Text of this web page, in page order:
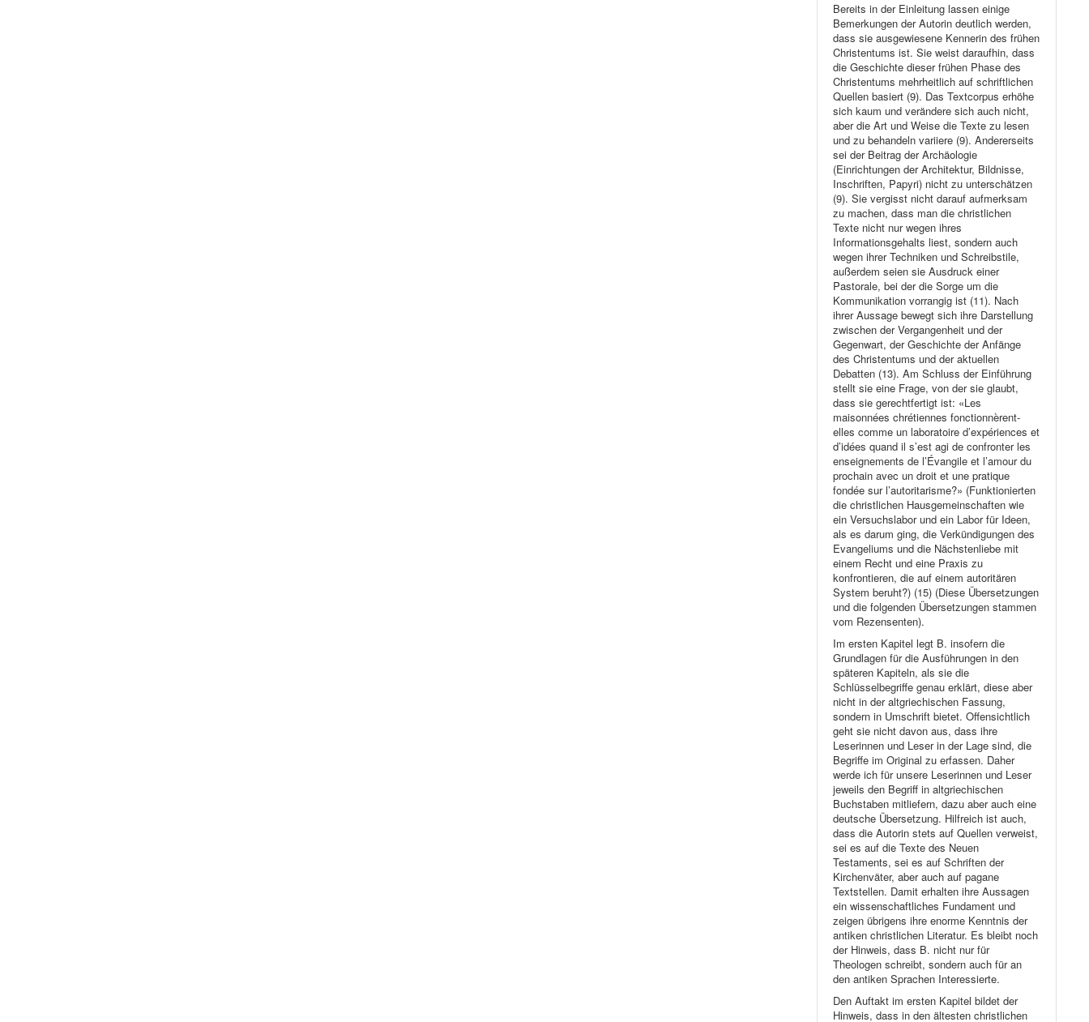
Bereits in der Einleitung lassen einige
Bemerkungen der Autorin deutlich werden,
dass sie ausgewiesene Kennerin des frühen
Christentums ist. Sie weist daraufhin, dass
die Geschichte dieser frühen Phase des
Christentums mehrheitlich auf schriftlichen
Quellen basiert (9). Das Textcorpus erhöhe
sich kaum und verändere sich auch nicht,
aber die Art und Weise die Texte zu lesen
und zu behandeln variiere (9). Andererseits
sei der Beitrag der Archäologie
(Einrichtungen der Architektur, Bildnisse,
Inschriften, Papyri) nicht zu unterschätzen
(9). Sie vergisst nicht darauf aufmerksam
zu machen, dass man die christlichen
Texte nicht nur wegen ihres
Informationsgehalts liest, sondern auch
wegen ihrer Techniken und Schreibstile,
außerdem seien sie Ausdruck einer
Pastorale, bei der die Sorge um die
Kommunikation vorrangig ist (11). Nach
ihrer Aussage bewegt sich ihre Darstellung
zwischen der Vergangenheit und der
Gegenwart, der Geschichte der Anfänge
des Christentums und der aktuellen
Debatten (13). Am Schluss der Einführung
stellt sie eine Frage, von der sie glaubt,
dass sie gerechtfertigt ist: «Les
maisonnées chrétiennes fonctionnèrent-
elles comme un laboratoire d’expériences et
d’idées quand il s’est agi de confronter les
enseignements de l’Évangile et l’amour du
prochain avec un droit et une pratique
fondée sur l’autoritarisme?» (Funktionierten
die christlichen Hausgemeinschaften wie
ein Versuchslabor und ein Labor für Ideen,
als es darum ging, die Verkündigungen des
Evangeliums und die Nächstenliebe mit
einem Recht und eine Praxis zu
konfrontieren, die auf einem autoritären
System beruht?) (15) (Diese Übersetzungen
und die folgenden Übersetzungen stammen
vom Rezensenten).
Im ersten Kapitel legt B. insofern die
Grundlagen für die Ausführungen in den
späteren Kapiteln, als sie die
Schlüsselbegriffe genau erklärt, diese aber
nicht in der altgriechischen Fassung,
sondern in Umschrift bietet. Offensichtlich
geht sie nicht davon aus, dass ihre
Leserinnen und Leser in der Lage sind, die
Begriffe im Original zu erfassen. Daher
werde ich für unsere Leserinnen und Leser
jeweils den Begriff in altgriechischen
Buchstaben mitliefern, dazu aber auch eine
deutsche Übersetzung. Hilfreich ist auch,
dass die Autorin stets auf Quellen verweist,
sei es auf die Texte des Neuen
Testaments, sei es auf Schriften der
Kirchenväter, aber auch auf pagane
Textstellen. Damit erhalten ihre Aussagen
ein wissenschaftliches Fundament und
zeigen übrigens ihre enorme Kenntnis der
antiken christlichen Literatur. Es bleibt noch
der Hinweis, dass B. nicht nur für
Theologen schreibt, sondern auch für an
den antiken Sprachen Interessierte.
Den Auftakt im ersten Kapitel bildet der
Hinweis, dass in den ältesten christlichen